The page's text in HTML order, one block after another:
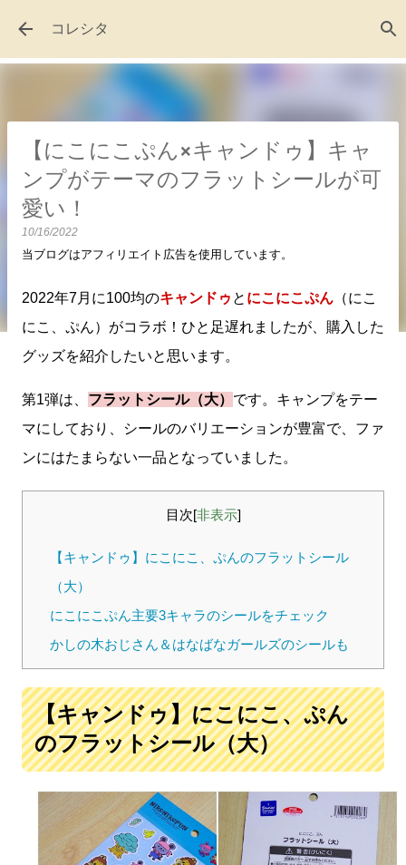
スキップしてメイン コンテンツに移動
コレシタ
【にこにこぷん×キャンドゥ】キャ
ンプがテーマのフラットシールが可
愛い！
10/16/2022
当ブログはアフィリエイト広告を使用しています。
2022年7月に100均のキャンドゥ と にこにこぷん （にこ
にこ、ぷん）がコラボ！ひと足遅れましたが、購入した
グッズを紹介したいと思います。
第1弾は、 フラットシール（大） です。キャンプをテー
マにしており、シールのバリエーションが豊富で、ファ
ンにはたまらない一品となっていました。
目次[非表示]
【キャンドゥ】にこにこ、ぷんのフラットシール
（大）
にこにこぷん主要3キャラのシールをチェック
かしの木おじさん＆はなばなガールズのシールも
【キャンドゥ】にこにこ、ぷん
のフラットシール（大）